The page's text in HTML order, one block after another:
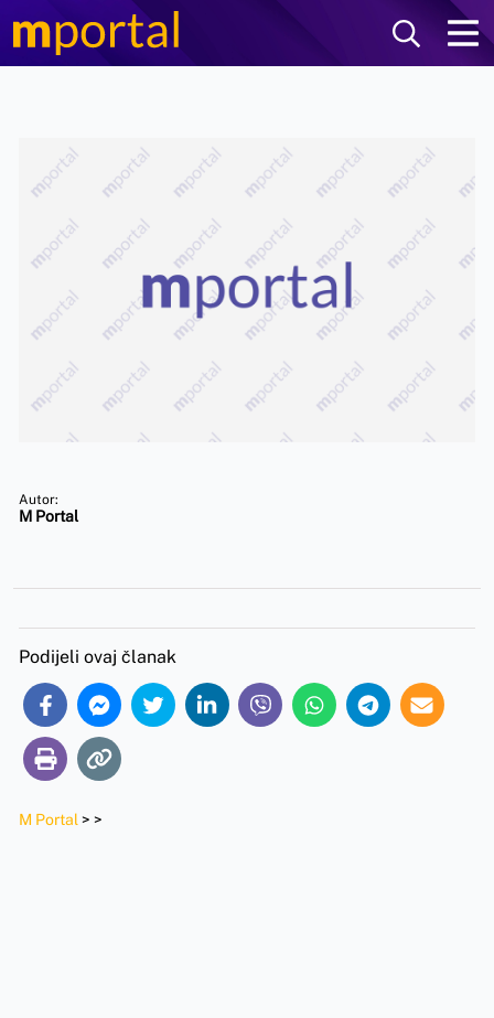
Autor:
M Portal
Podijeli ovaj članak
M Portal > >